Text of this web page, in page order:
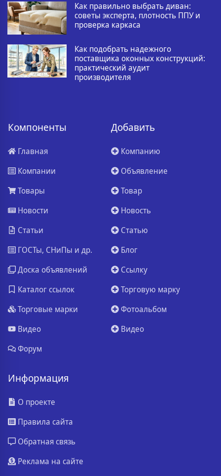
Как правильно выбрать диван:
советы эксперта, плотность ППУ и
проверка каркаса
Как подобрать надежного
поставщика оконных конструкций:
практический аудит
производителя
Компоненты
Главная
Компании
Товары
Новости
Статьи
ГОСТы, СНиПы и др.
Доска объявлений
Каталог ссылок
Торговые марки
Видео
Форум
Добавить
Компанию
Объявление
Товар
Новость
Статью
Блог
Ссылку
Торговую марку
Фотоальбом
Видео
Информация
О проекте
Правила сайта
Обратная связь
Реклама на сайте